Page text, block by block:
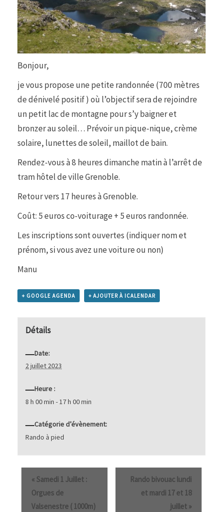
Bonjour,
je vous propose une petite randonnée (700 mètres
de dénivelé positif ) où l’objectif sera de rejoindre
un petit lac de montagne pour s’y baigner et
bronzer au soleil… Prévoir un pique-nique, crème
solaire, lunettes de soleil, maillot de bain.
Rendez-vous à 8 heures dimanche matin à l’arrêt de
tram hôtel de ville Grenoble.
Retour vers 17 heures à Grenoble.
Coût: 5 euros co-voiturage + 5 euros randonnée.
Les inscriptions sont ouvertes (indiquer nom et
prénom, si vous avez une voiture ou non)
Manu
+ GOOGLE AGENDA + AJOUTER À ICALENDAR
Détails
Date:
2 juillet 2023
Heure :
8 h 00 min - 17 h 00 min
Catégorie d’évènement:
Rando à pied
« Samedi 1 Juillet :
Orgues de
Valsenestre ( 1000m)
Rando bivouac lundi
et mardi 17 et 18
juillet »